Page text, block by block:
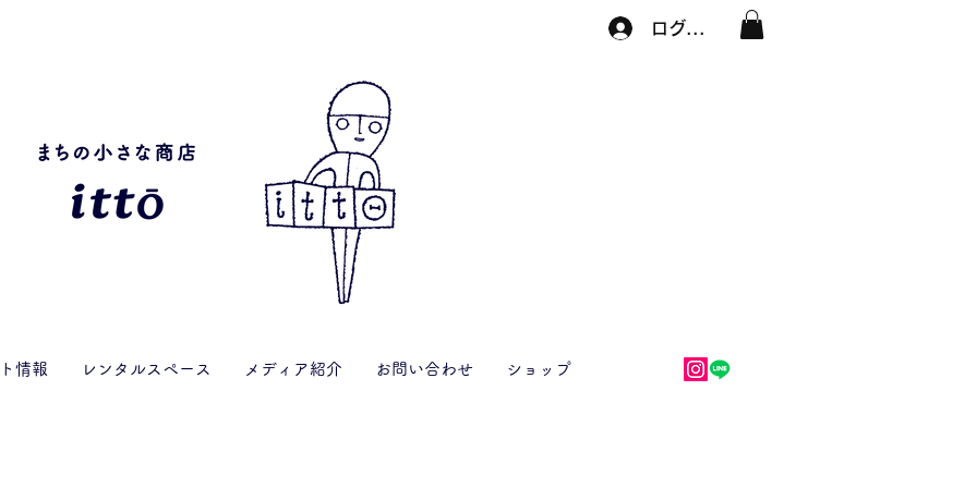
ログイン
情報 レンタルスペース メディア紹介 お問い合わせ ショップ